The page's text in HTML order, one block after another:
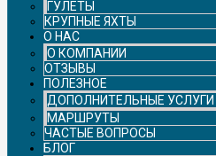
ГУЛЕТЫ
КРУПНЫЕ ЯХТЫ
О НАС
О КОМПАНИИ
ОТЗЫВЫ
ПОЛЕЗНОЕ
ДОПОЛНИТЕЛЬНЫЕ УСЛУГИ
МАРШРУТЫ
ЧАСТЫЕ ВОПРОСЫ
БЛОГ